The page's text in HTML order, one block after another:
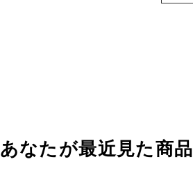
あなたが最近見た商品